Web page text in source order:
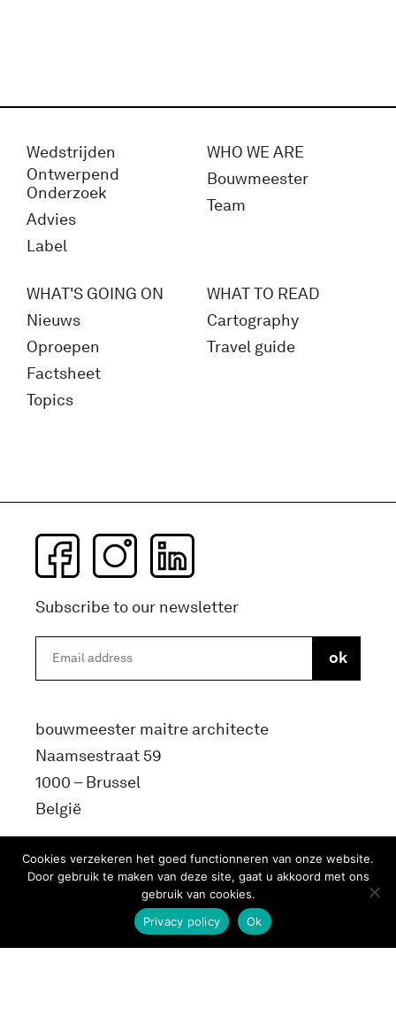
Wedstrijden
Ontwerpend
Onderzoek
Advies
Label
WHO WE ARE
Bouwmeester
Team
WHAT'S GOING ON
Nieuws
Oproepen
Factsheet
Topics
WHAT TO READ
Cartography
Travel guide
Subscribe to our newsletter
bouwmeester maitre architecte
Naamsestraat 59
1000 – Brussel
België
info@bma.brussels
Cookies verzekeren het goed functionneren van onze website.
Door gebruik te maken van deze site, gaat u akkoord met ons
gebruik van cookies.
Ok
Privacy policy